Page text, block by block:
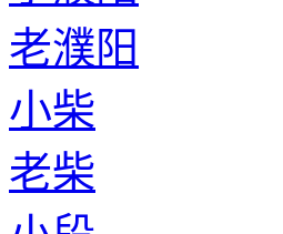
老濮阳
小柴
老柴